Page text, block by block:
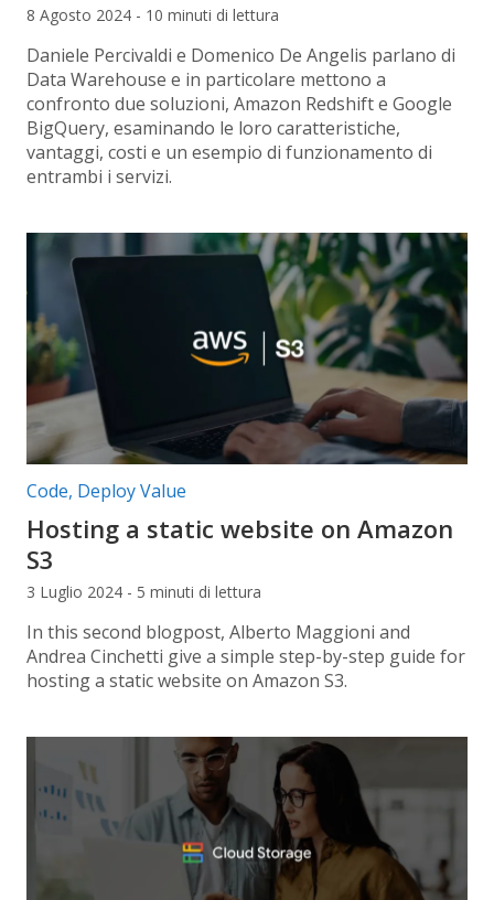
8 Agosto 2024 - 10 minuti di lettura
Daniele Percivaldi e Domenico De Angelis parlano di
Data Warehouse e in particolare mettono a
confronto due soluzioni, Amazon Redshift e Google
BigQuery, esaminando le loro caratteristiche,
vantaggi, costi e un esempio di funzionamento di
entrambi i servizi.
Categorie articolo:
Code, Deploy Value
Hosting a static website on Amazon
S3
3 Luglio 2024 - 5 minuti di lettura
In this second blogpost, Alberto Maggioni and
Andrea Cinchetti give a simple step-by-step guide for
hosting a static website on Amazon S3.